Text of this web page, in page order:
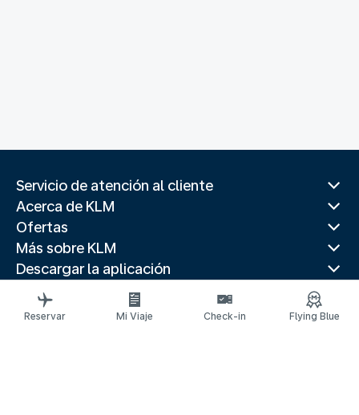
Servicio de atención al cliente
Acerca de KLM
Ofertas
Más sobre KLM
Descargar la aplicación
Páginas web relacionadas
Guías de viaje
Reservar Mi Viaje Check-in Flying Blue